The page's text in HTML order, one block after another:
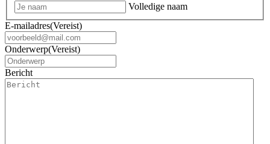
Volledige naam
E-mailadres(Vereist)
Onderwerp(Vereist)
Bericht